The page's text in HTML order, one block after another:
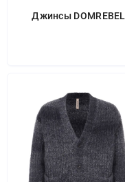
Джинсы DOMREBEL